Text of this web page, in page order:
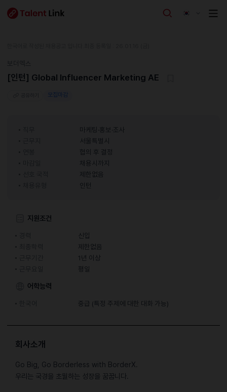
[인턴] Global Influencer Marketing AE
모집마감
마케팅·홍보·조사
서울특별시
협의 후 결정
채용시까지
제한없음
인턴
지원조건
신입
제한없음
1년 이상
평일
어학능력
중급 (특정 주제에 대한 대화 가능)
회사소개
Go Big, Go Borderless with BorderX.
우리는 국경을 초월하는 성장을 꿈꿉니다.